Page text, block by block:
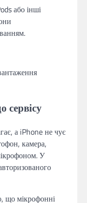
або інші
сервісу
а iPhone не чує
камера,
У
що мікрофонні